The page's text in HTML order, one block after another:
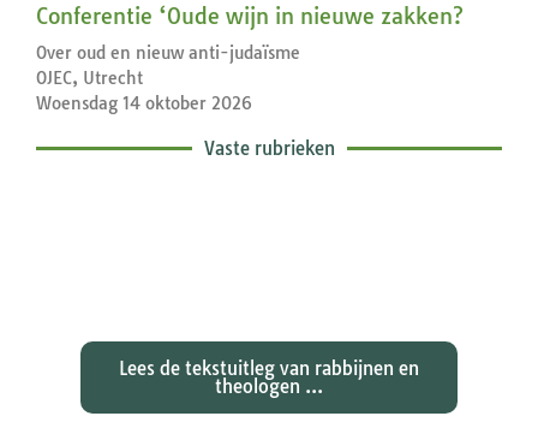
Conferentie ‘Oude wijn in nieuwe zakken?
Over oud en nieuw anti-judaïsme
OJEC, Utrecht
Woensdag 14 oktober 2026
Vaste rubrieken
Lees de tekstuitleg van rabbijnen en
theologen ...